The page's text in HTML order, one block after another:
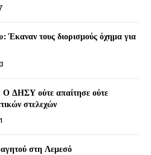
τους διορισμούς όχημα για
ΔΗΣΥ ούτε απαίτησε ούτε
στελεχών
στη Λεμεσό